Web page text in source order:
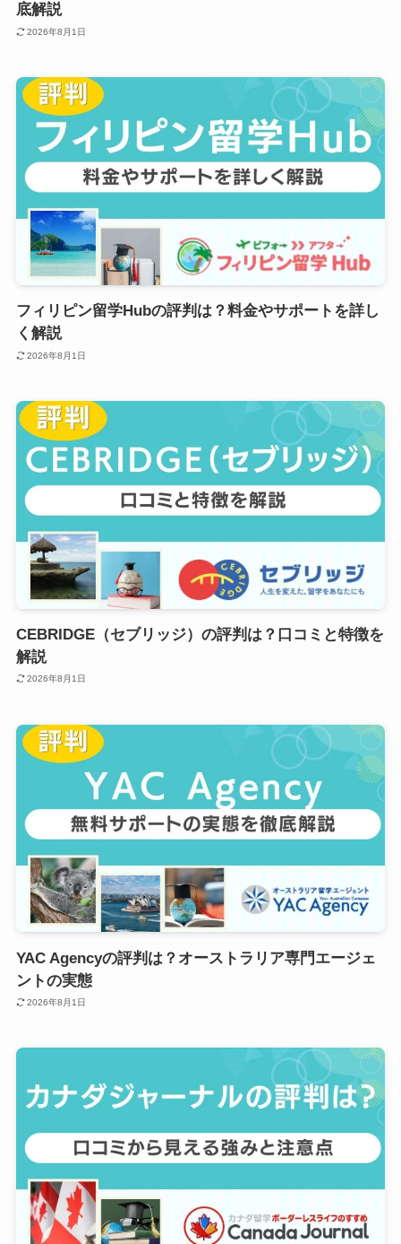
底解説
2026年8月1日
フィリピン留学Hubの評判は？料金やサポートを詳し
く解説
2026年8月1日
CEBRIDGE（セブリッジ）の評判は？口コミと特徴を
解説
2026年8月1日
YAC Agencyの評判は？オーストラリア専門エージェ
ントの実態
2026年8月1日